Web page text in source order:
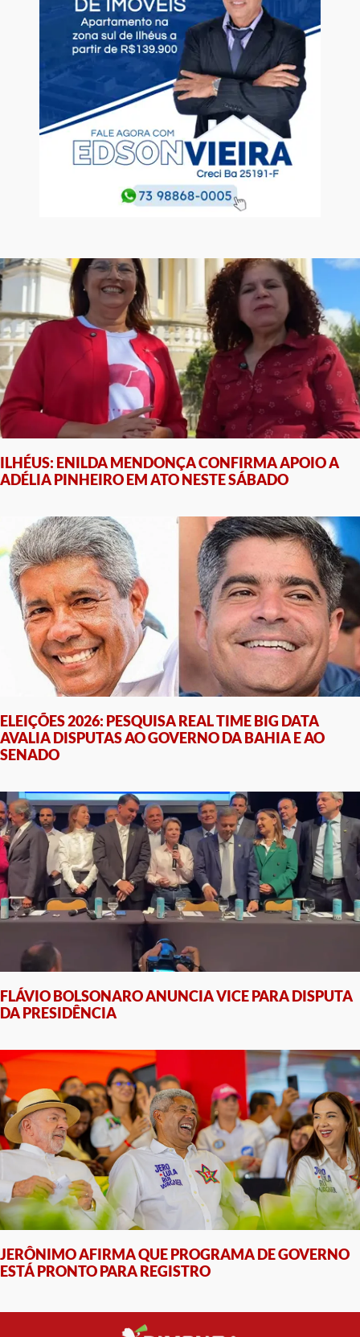
ILHÉUS: ENILDA MENDONÇA CONFIRMA APOIO A
ADÉLIA PINHEIRO EM ATO NESTE SÁBADO
ELEIÇÕES 2026: PESQUISA REAL TIME BIG DATA
AVALIA DISPUTAS AO GOVERNO DA BAHIA E AO
SENADO
FLÁVIO BOLSONARO ANUNCIA VICE PARA DISPUTA
DA PRESIDÊNCIA
JERÔNIMO AFIRMA QUE PROGRAMA DE GOVERNO
ESTÁ PRONTO PARA REGISTRO